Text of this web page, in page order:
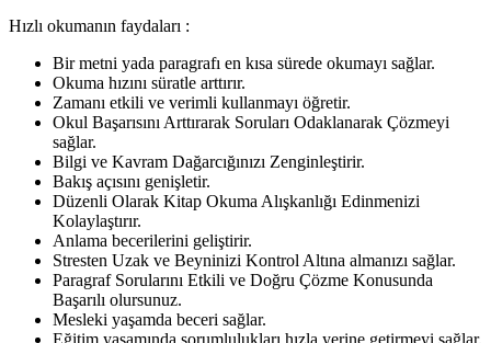
Hızlı okumanın faydaları :
Bir metni yada paragrafı en kısa sürede okumayı sağlar.
Okuma hızını süratle arttırır.
Zamanı etkili ve verimli kullanmayı öğretir.
Okul Başarısını Arttırarak Soruları Odaklanarak Çözmeyi
sağlar.
Bilgi ve Kavram Dağarcığınızı Zenginleştirir.
Bakış açısını genişletir.
Düzenli Olarak Kitap Okuma Alışkanlığı Edinmenizi
Kolaylaştırır.
Anlama becerilerini geliştirir.
Stresten Uzak ve Beyninizi Kontrol Altına almanızı sağlar.
Paragraf Sorularını Etkili ve Doğru Çözme Konusunda
Başarılı olursunuz.
Mesleki yaşamda beceri sağlar.